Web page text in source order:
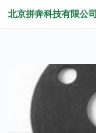
北京拼奔科技有限公司